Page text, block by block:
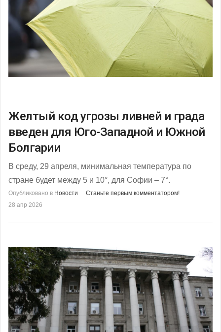
Желтый код угрозы ливней и града
введен для Юго-Западной и Южной
Болгарии
В среду, 29 апреля, минимальная температура по
стране будет между 5 и 10°, для Софии – 7°.
Опубликовано в Новости
Станьте первым комментатором!
28 апр 2026